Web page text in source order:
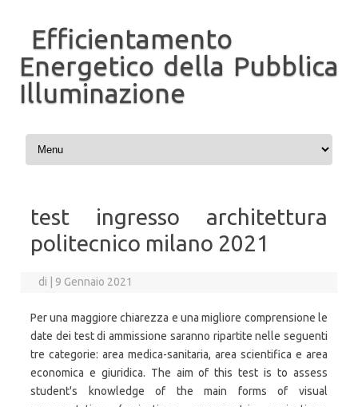
Efficientamento
Energetico della Pubblica
Illuminazione
Vai al contenuto
test ingresso architettura
politecnico milano 2021
di 9 Gennaio 2021
Per una maggiore chiarezza e una migliore comprensione le
date dei test di ammissione saranno ripartite nelle seguenti
tre categorie: area medica-sanitaria, area scientifica e area
economica e giuridica. The aim of this test is to assess
student's knowledge of the main forms of visual